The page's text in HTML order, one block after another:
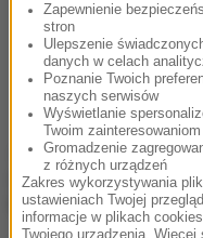
AKTUALNOŚCI
Poniedziałek, 3 sierpnia
Ojcostwo odkładają
powód
Zapewnienie
stron
Ulepszenie
danych w celach
Poznanie Twoich
naszych serwisów
Wyświetlanie
Twoim zainteresowaniom
Gromadzenie
z różnych urządzeń
Zakres wykorzystywania
ustawieniach Twojej
informacje w plikach
Twojego urządzenia.